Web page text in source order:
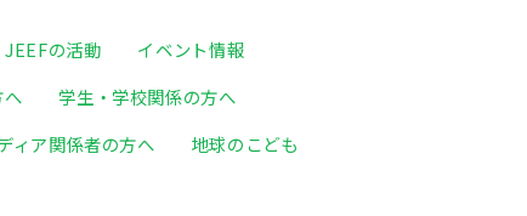
JEEFの活動
イベント情報
学生・学校関係の方へ
ィア関係者の方へ
地球のこども